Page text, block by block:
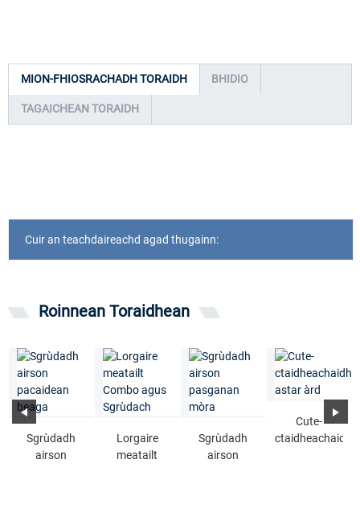
MION-FHIOSRACHADH TORAIDH BHIDIO
TAGAICHEAN TORAIDH
Cuir an teachdaireachd agad thugainn:
Roinnean Toraidhean
Sgrùdadh
airson
Lorgaire
meatailt
Sgrùdadh
airson
Cute-
ctaidheachaidh